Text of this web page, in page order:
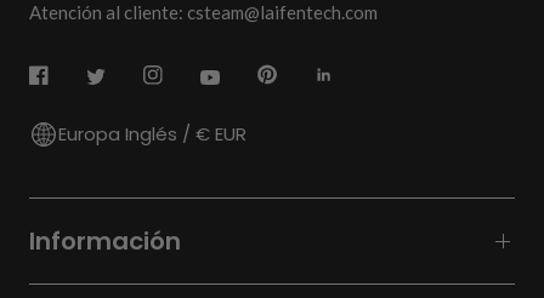
Atención al cliente: csteam@laifentech.com
Europa Inglés / € EUR
Información